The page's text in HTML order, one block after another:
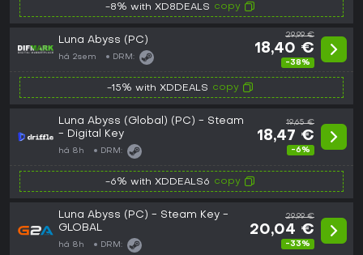
-8% with XD8DEALS copy
Luna Abyss (PC)
há 2sem DRM:
29,99 €
18,40 €
-38%
-15% with XDDEALS copy
Luna Abyss (Global) (PC) - Steam
- Digital Key
há 8h DRM:
19,65 €
18,47 €
-6%
-6% with XDDEALS6 copy
Luna Abyss (PC) - Steam Key -
GLOBAL
há 8h DRM:
29,99 €
20,04 €
-33%